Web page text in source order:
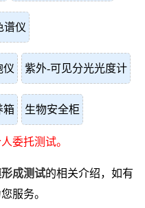
谱仪
仪 紫外-可见分光光度计
箱 生物安全柜
委托测试。
成测试的相关介绍，如有
服务。